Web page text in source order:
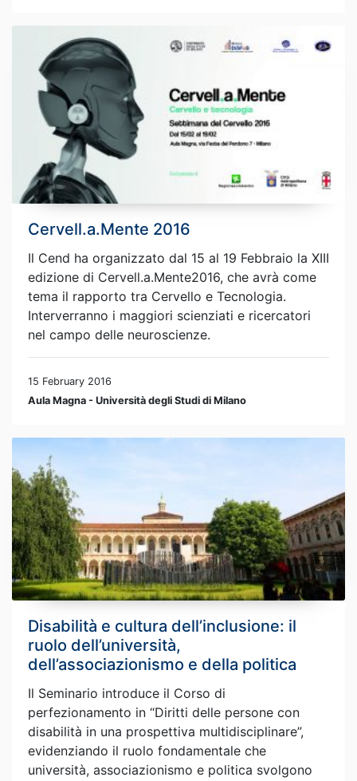
Cervell.a.Mente 2016
Il Cend ha organizzato dal 15 al 19 Febbraio la XIII
edizione di Cervell.a.Mente2016, che avrà come
tema il rapporto tra Cervello e Tecnologia.
Interverranno i maggiori scienziati e ricercatori
nel campo delle neuroscienze.
15 February 2016
Aula Magna - Università degli Studi di Milano
Disabilità e cultura dell’inclusione: il
ruolo dell’università,
dell’associazionismo e della politica
Il Seminario introduce il Corso di
perfezionamento in “Diritti delle persone con
disabilità in una prospettiva multidisciplinare”,
evidenziando il ruolo fondamentale che
università, associazionismo e politica svolgono